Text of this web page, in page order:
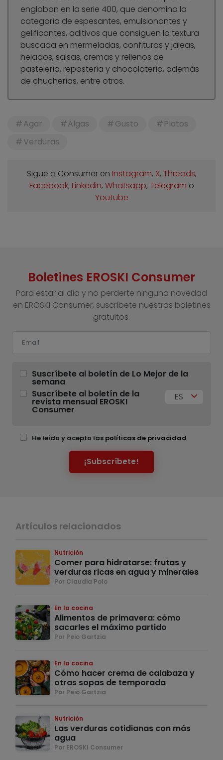
engloban en la serie 400, que denomina la
categoría de espesantes, emulsionantes y
gelificantes, aditivos que consiguen la textura
buscada en mermeladas, confituras y jaleas,
helados, salsas, cremas y rellenos de
pastelería, repostería y chocolatería, además
de chucherías, entre otros.
Agar Algas Gusto
Platos
Verduras
Sigue a Consumer en Instagram, X, Threads,
Facebook, Linkedin, Whatsapp, Telegram o
Youtube
Boletines EROSKI Consumer
Para estar al día y no perderte ninguna novedad
en EROSKI Consumer, suscríbete nuestros boletines
gratuitos.
Suscríbete al boletín de Lo Mejor de la
semana
Suscríbete al boletín de la
revista mensual EROSKI
Consumer
ES
He leído y acepto las políticas de privacidad
¡Subscríbete!
Artículos relacionados
Nutrición
Comer para hidratarse: frutas y
verduras ricas en agua y minerales
Por Claudia Polo
En la cocina
Alimentos de primavera: cómo
sacarles el máximo partido
Por Peio Gartzia
En la cocina
Cómo hacer crema de calabaza y
otras sopas de temporada
Por Peio Gartzia
Nutrición
Las verduras cotidianas con más
agua
Por EROSKI Consumer